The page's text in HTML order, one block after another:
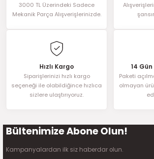
Ürün resmi kalitesiz, bozuk veya
Ürün açıklamasında eksik bilgiler bulunuyor.
Ürün bilgilerinde hatalar bulunuyor.
Ürün fiyatı diğer sitelerden daha pahalı.
Bu ürüne benzer farklı alternatifler olmalı.
Gönder
3000 TL Üzerindeki Sadece
Mekanik Parça Alışverişlerinizde.
Hızlı Kargo
Siparişlerinizi hızlı kargo
seçeneği ile olabildiğince hızlıca
sizlere ulaştırıyoruz.
14
Paketi
olmayan
Bültenimize Abone Olun!
Kampanyalardan ilk siz haberdar olun.